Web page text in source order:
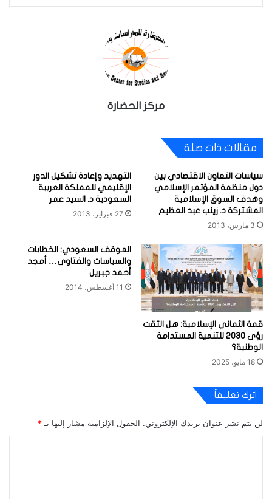
مركز الحضارة
مقالات ذات صلة
سياسات التعاون الاقتصادي بين
دول منظمة المؤتمر الإسلامي
وهدف السوق الإسلامية
المشتركة د. زينب عبد العظيم
3 مارس، 2013
التهديد وإعادة تشكيل الدور
الإقليمي للمملكة العربية
السعودية د. السيد عمر
27 فبراير، 2013
قمة الثماني الإسلامية: هل التقت
رؤى 2030 للتنمية المستدامة
الوطنية؟
18 مايو، 2025
الموقف السعودي: الخطابات
والسياسات والفتاوى… أمجد
أحمد جبريل
11 أغسطس، 2014
اترك تعليقاً
لن يتم نشر عنوان بريدك الإلكتروني. الحقول الإلزامية مشار إليها بـ *